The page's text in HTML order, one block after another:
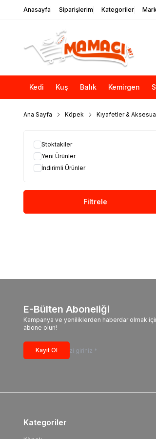
Anasayfa Siparişlerim Kategoriler
Kedi Kuş Balık Kemirgen
Ana Sayfa Köpek Kıyafetler &
Stoktakiler
Yeni Ürünler
İndirimli Ürünler
Filtrele
E-Bülten Aboneliği
Kampanya ve yeniliklerden haberdar olmak
abone olun!
Kayıt Ol
Kategoriler